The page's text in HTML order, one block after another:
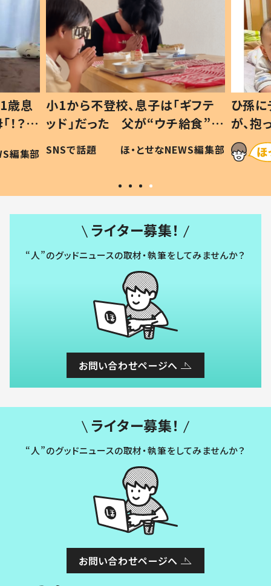
歳息
？」
編集部
小1から不登校、息子は「ギフテ
ッド」だった 父が“ウチ給食”を
作り続ける理由とは #令和の親
#令和の子
SNSで話題 ほ・とせなNEWS編集部
ひ孫
が、
「涙が
い」
ライター募集！
“人”のグッドニュースの取材・執筆をしてみませんか？
お問い合わせページへ
ライター募集！
“人”のグッドニュースの取材・執筆をしてみませんか？
お問い合わせページへ